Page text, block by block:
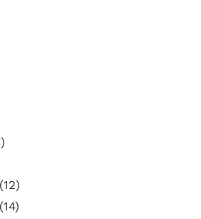
(12)
(14)